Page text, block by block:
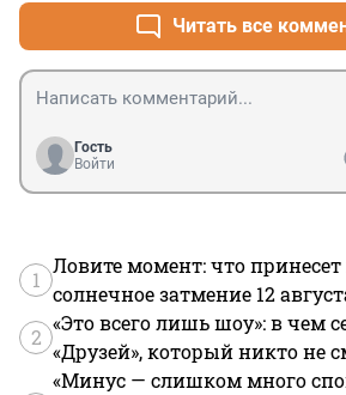
Читать все
Гость
Войти
1
Ловите момент: что
солнечное затмение 12
2
«Это всего лишь шоу»: в чем
«Друзей», который никто не
«Минус — слишком много